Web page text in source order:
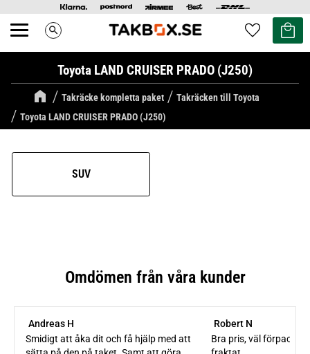
Meny search Favoriter
Kundvagn
Toyota LAND CRUISER PRADO (J250)
Takräcke kompletta paket
Takräcken till Toyota
Toyota LAND CRUISER PRADO (J250)
SUV